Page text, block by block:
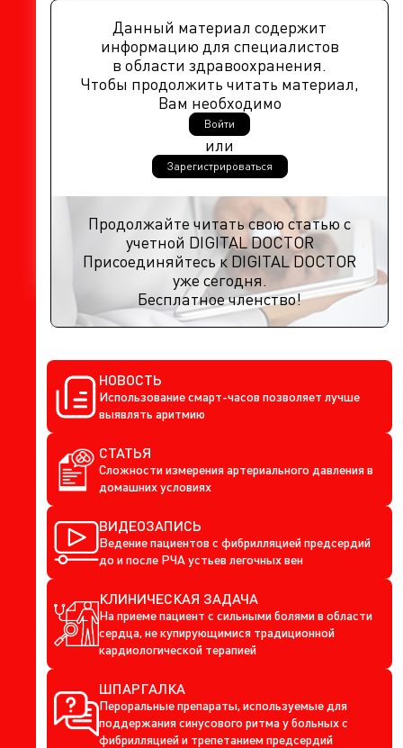
Данный материал содержит
информацию для специалистов
в области здравоохранения.
Чтобы продолжить читать материал,
Вам необходимо
Войти
или
Зарегистрироваться
Продолжайте читать свою статью с
учетной DIGITAL DOCTOR
Присоединяйтесь к DIGITAL DOCTOR
уже сегодня.
Бесплатное членство!
НОВОСТЬ
Использование смарт-часов позволяет лучше
выявлять аритмию
СТАТЬЯ
Сложности измерения артериального давления в
домашних условиях
ВИДЕОЗАПИСЬ
Ведение пациентов с фибрилляцией предсердий
до и после РЧА устьев легочных вен
КЛИНИЧЕСКАЯ ЗАДАЧА
На приеме пациент с сильными болями в области
сердца, не купирующимися традиционной
кардиологической терапией
ШПАРГАЛКА
Пероральные препараты, используемые для
поддержания синусового ритма у больных с
фибрилляцией и трепетанием предсердий